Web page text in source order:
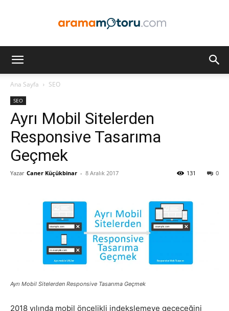
Pazarlaması
Ana Sayfa SEO
SEO
Ayrı Mobil Sitelerden
Responsive Tasarıma
Geçmek
Yazar Caner Küçükbinar - 8 Aralık 2017 0
131
Ayrı Mobil Sitelerden Responsive Tasarıma Geçmek
2018 yılında mobil öncelikli indekslemeye geçeceğini